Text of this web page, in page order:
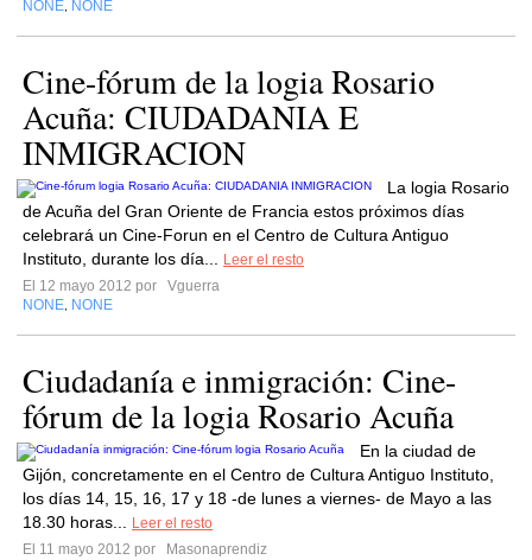
NONE NONE
Cine-fórum de la logia Rosario
Acuña: CIUDADANIA E
INMIGRACION
La logia Rosario
de Acuña del Gran Oriente de Francia estos próximos días
celebrará un Cine-Forun en el Centro de Cultura Antiguo
Instituto, durante los día...
Leer el resto
El 12 mayo 2012 por
Vguerra
NONE NONE
Ciudadanía e inmigración: Cine-
fórum de la logia Rosario Acuña
En la ciudad de
Gijón, concretamente en el Centro de Cultura Antiguo Instituto,
los días 14, 15, 16, 17 y 18 -de lunes a viernes- de Mayo a las
18.30 horas...
Leer el resto
El 11 mayo 2012 por
Masonaprendiz